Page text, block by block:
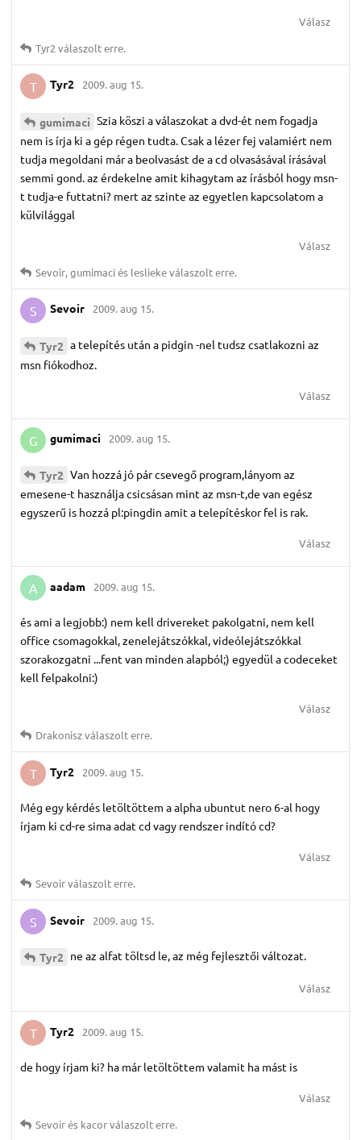
Válasz
Tyr2 válaszolt erre.
T Tyr2 2009. aug 15.
gumimaci Szia köszi a válaszokat a dvd-ét nem fogadja
nem is írja ki a gép régen tudta. Csak a lézer fej valamiért nem
tudja megoldani már a beolvasást de a cd olvasásával írásával
semmi gond. az érdekelne amit kihagytam az írásból hogy msn-
t tudja-e futtatni? mert az szinte az egyetlen kapcsolatom a
külvilággal
Válasz
Sevoir,gumimaciés lesliekeválaszolt erre.
S Sevoir 2009. aug 15.
Tyr2 a telepítés után a pidgin -nel tudsz csatlakozni az
msn fiókodhoz.
Válasz
G gumimaci 2009. aug 15.
Tyr2 Van hozzá jó pár csevegő program,lányom az
emesene-t használja csicsásan mint az msn-t,de van egész
egyszerű is hozzá pl:pingdin amit a telepítéskor fel is rak.
Válasz
A aadam 2009. aug 15.
és ami a legjobb:) nem kell drivereket pakolgatni, nem kell
office csomagokkal, zenelejátszókkal, videólejátszókkal
szorakozgatni ...fent van minden alapból;) egyedül a codeceket
kell felpakolni:)
Válasz
Drakoniszválaszolt erre.
T Tyr2 2009. aug 15.
Még egy kérdés letöltöttem a alpha ubuntut nero 6-al hogy
írjam ki cd-re sima adat cd vagy rendszer indító cd?
Válasz
Sevoirválaszolt erre.
S Sevoir 2009. aug 15.
Tyr2 ne az alfat töltsd le, az még fejlesztői változat.
Válasz
T Tyr2 2009. aug 15.
de hogy írjam ki? ha már letöltöttem valamit ha mást is
Válasz
Sevoirés kacorválaszolt erre.